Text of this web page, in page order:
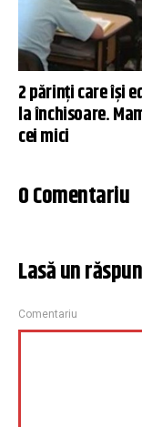
2 părinţi care îşi
la închisoare.
cei mici
0 Comentariu
Lasă un
Comentariu